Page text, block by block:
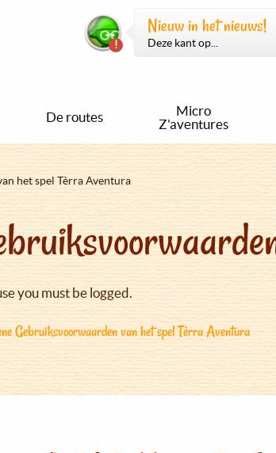
Nieuw in het nieuws!
Deze kant op...
De routes
Micro
Z'aventures
het spel Tèrra Aventura
you must be logged.
Gebruiksvoorwaarden van het spel Tèrra Aventura